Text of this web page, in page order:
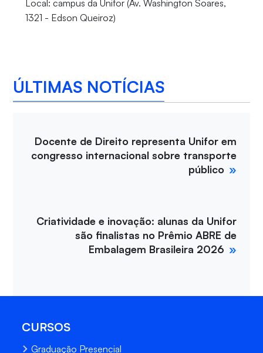
Local: campus da Unifor (Av. Washington Soares,
1321 - Edson Queiroz)
ÚLTIMAS NOTÍCIAS
Docente de Direito representa Unifor em
congresso internacional sobre transporte
público
Criatividade e inovação: alunas da Unifor
são finalistas no Prêmio ABRE de
Embalagem Brasileira 2026
CURSOS
Graduação Presencial